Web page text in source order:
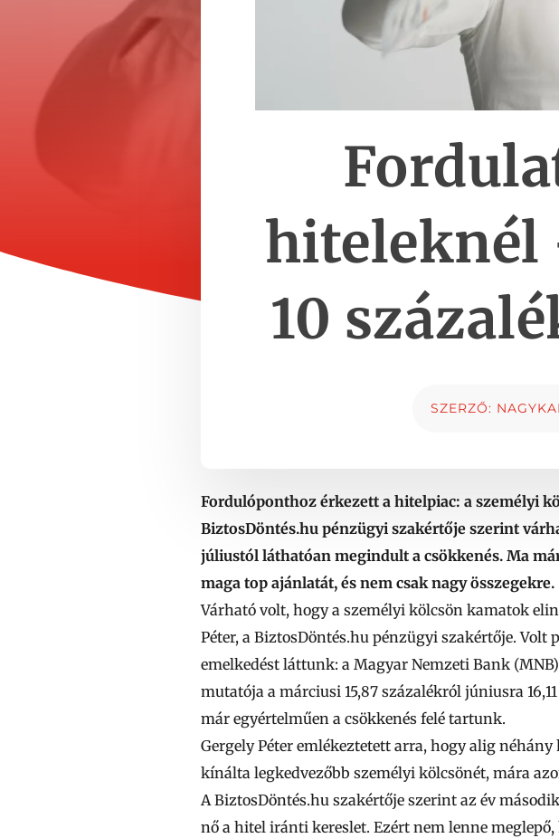
hiteleknél
10
SZERZŐ:
Fordulóponthoz érkezett a hitelpiac: a személyi
BiztosDöntés.hu pénzügyi szakértője szerint
júliustól láthatóan megindult a csökkenés. Ma
maga top ajánlatát, és nem csak nagy összegekre.
Várható volt, hogy a személyi kölcsön kamatok
Péter, a BiztosDöntés.hu pénzügyi szakértője. Volt
emelkedést láttunk: a Magyar Nemzeti Bank
mutatója a márciusi 15,87 százalékról júniusra
már egyértelműen a csökkenés felé tartunk.
Gergely Péter emlékeztetett arra, hogy alig
kínálta legkedvezőbb személyi kölcsönét, mára
A BiztosDöntés.hu szakértője szerint az év
nő a hitel iránti kereslet. Ezért nem lenne